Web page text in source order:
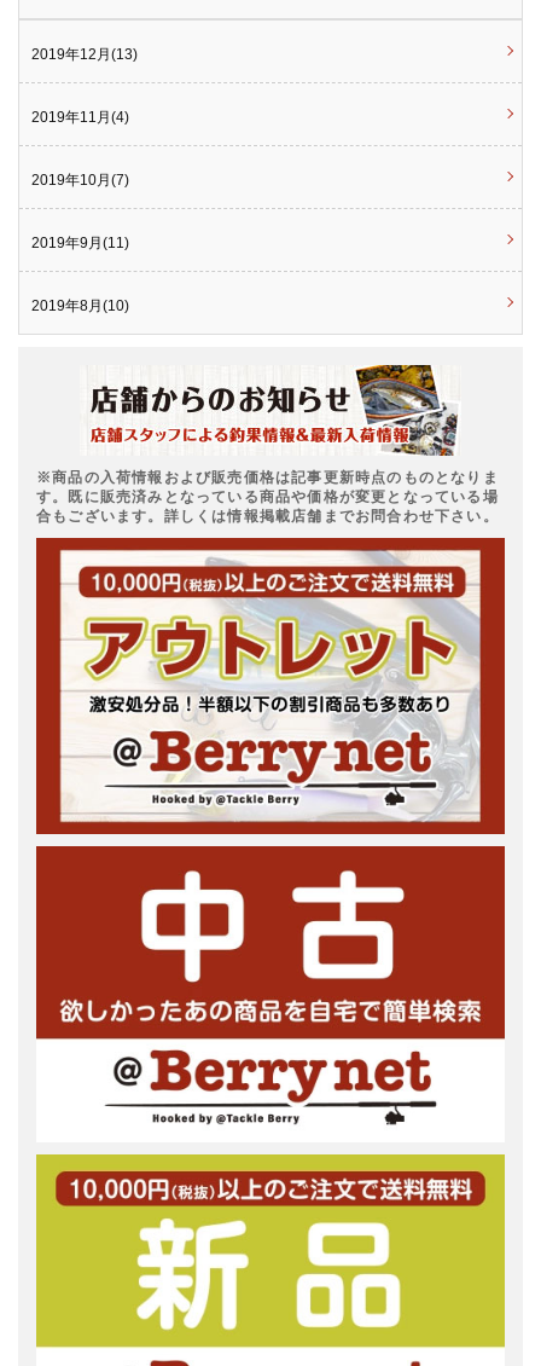
2019年12月(13)
2019年11月(4)
2019年10月(7)
2019年9月(11)
2019年8月(10)
※商品の入荷情報および販売価格は記事更新時点のものとなりま
す。既に販売済みとなっている商品や価格が変更となっている場
合もございます。詳しくは情報掲載店舗までお問合わせ下さい。